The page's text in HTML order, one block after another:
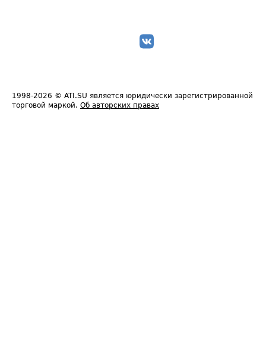
1998-2026 © ATI.SU является юридически зарегистрированной
торговой маркой. Об авторских правах